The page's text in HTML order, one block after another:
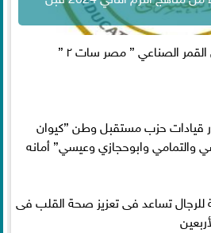
الصناعي ” مصر سات ٢ ”
قيادات حزب مستقبل وطن ”كيوان
والتمامي وابوحجازي وعيسي” أمانه
تساعد فى تعزيز صحة القلب فى